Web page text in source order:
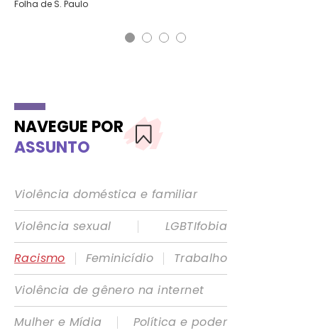
Folha de S. Paulo
NAVEGUE POR
ASSUNTO
Violência doméstica e familiar
Violência sexual
|
LGBTIfobia
Racismo
| Feminicídio |
Trabalho
Violência de gênero na internet
Mulher e Mídia
|
Política e poder